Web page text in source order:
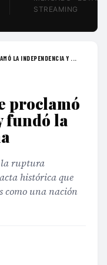
STREAMING
LA INDEPENDENCIA Y ...
proclamó
fundó la
la ruptura
histórica que
como una nación